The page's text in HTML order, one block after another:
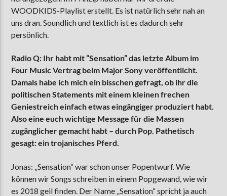
WOODKIDS-Playlist erstellt. Es ist natürlich sehr nah an
uns dran. Soundlich und textlich ist es dadurch sehr
persönlich.
Radio Q: Ihr habt mit “Sensation” das letzte Album im
Four Music Vertrag beim Major Sony veröffentlicht.
Damals habe ich mich ein bisschen gefragt, ob ihr die
politischen Statements mit einem kleinen frechen
Geniestreich einfach etwas eingängiger produziert habt.
Also eine euch wichtige Message für die Massen
zugänglicher gemacht habt – durch Pop. Pathetisch
gesagt: ein trojanisches Pferd.
Jonas: „Sensation“ war schon unser Popentwurf. Wie
können wir Songs schreiben in einem Popgewand, wie wir
es 2018 geil finden. Der Name „Sensation“ spricht ja auch